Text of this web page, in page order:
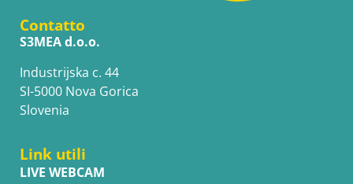
Contatto
S3MEA d.o.o.
Industrijska c. 44
SI-5000 Nova Gorica
Slovenia
Link utili
LIVE WEBCAM